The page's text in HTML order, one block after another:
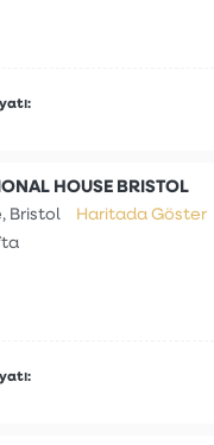
HOUSE BRISTOL
Bristol
Haritada Göster